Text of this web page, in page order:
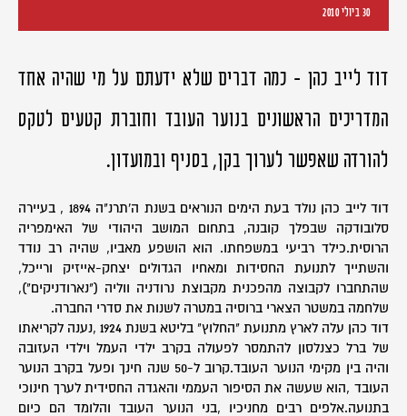
30 ביולי 2010
דוד לייב כהן - כמה דברים שלא ידעתם על מי שהיה אחד
המדריכים הראשונים בנוער העובד וחוברת קטעים לטקס
להורדה שאפשר לערוך בקן, בסניף ובמועדון.
דוד לייב כהן נולד בעת הימים הנוראים בשנת ה'תרנ"ה 1894 , בעיירה
סלובודקה שבפלך קובנה, בתחום המושב היהודי של האימפריה
הרוסית.כילד רביעי במשפחתו. הוא הושפע מאביו, שהיה רב נודד
והשתייך לתנועת החסידות ומאחיו הגדולים יצחק-אייזיק ורייכל,
שהתחברו לקבוצה מהפכנית מקבוצת נרודניה ווליה ("נארודניקים"),
שלחמה במשטר הצארי ברוסיה במטרה לשנות את סדרי החברה.
דוד כהן עלה לארץ מתנועת "החלוץ" בליטא בשנת 1924 ,נענה לקריאתו
של ברל כצנלסון להתמסר לפעולה בקרב ילדי העמל וילדי העזובה
והיה בין מקימי הנוער העובד.קרוב ל-50 שנה חינך ופעל בקרב הנוער
העובד ,הוא שעשה את הסיפור העממי והאגדה החסידית לערך חינוכי
בתנועה.אלפים רבים מחניכיו ,בני הנוער העובד והלומד הם כיום